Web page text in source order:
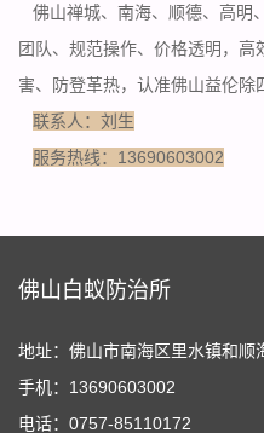
佛山禅城、南海、顺德、高明
团队、规范操作、价格透明，
害、防登革热，认准佛山益伦除
联系人：刘生
服务热线：13690603002
佛山白蚁防治所
地址：佛山市南海区里水镇和顺
手机：13690603002
电话：0757-85110172